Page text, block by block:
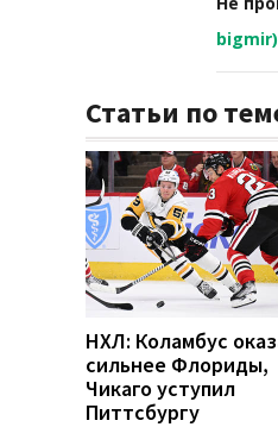
Статьи по
НХЛ: Коламбус
сильнее Флориды,
Чикаго уступил
Питтсбургу